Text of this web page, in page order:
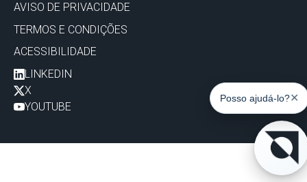
AVISO DE PRIVACIDADE
TERMOS E CONDIÇÕES
ACESSIBILIDADE
LINKEDIN
X
YOUTUBE
Posso ajudá-lo?✕